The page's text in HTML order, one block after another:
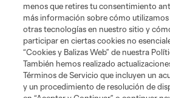
menos que retires tu consentimiento
más información sobre cómo utilizamos
otras tecnologías en nuestro sitio y
participar en ciertas cookies no
“Cookies y Balizas Web” de nuestra
También hemos realizado
Términos de Servicio que incluyen un
y un procedimiento de resolución de